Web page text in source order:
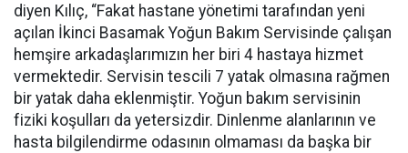
diyen Kılıç, “Fakat hastane yönetimi tarafından yeni
açılan İkinci Basamak Yoğun Bakım Servisinde çalışan
hemşire arkadaşlarımızın her biri 4 hastaya hizmet
vermektedir. Servisin tescili 7 yatak olmasına rağmen
bir yatak daha eklenmiştir. Yoğun bakım servisinin
fiziki koşulları da yetersizdir. Dinlenme alanlarının ve
hasta bilgilendirme odasının olmaması da başka bir